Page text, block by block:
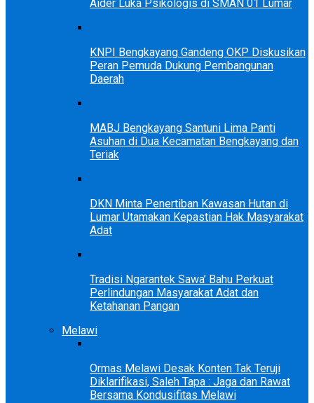
Aider Luka Psikologis di SMAN 01 Lumar
KNPI Bengkayang Gandeng OKP Diskusikan
Peran Pemuda Dukung Pembangunan
Daerah
MABJ Bengkayang Santuni Lima Panti
Asuhan di Dua Kecamatan Bengkayang dan
Teriak
DKN Minta Penertiban Kawasan Hutan di
Lumar Utamakan Kepastian Hak Masyarakat
Adat
Tradisi Ngarantek Sawa’ Bahu Perkuat
Perlindungan Masyarakat Adat dan
Ketahanan Pangan
Melawi
Ormas Melawi Desak Konten Tak Teruji
Diklarifikasi, Saleh Tapa : Jaga dan Rawat
Bersama Kondusifitas Melawi